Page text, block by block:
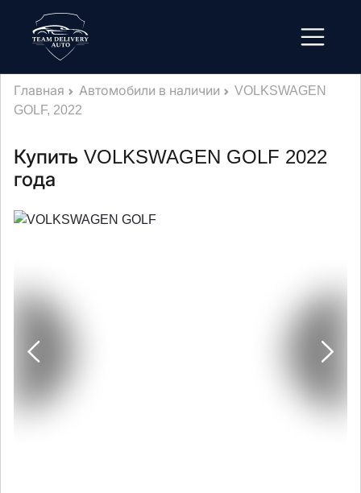
Главная Автомобили в наличии
VOLKSWAGEN
GOLF, 2022
Купить VOLKSWAGEN GOLF 2022
года